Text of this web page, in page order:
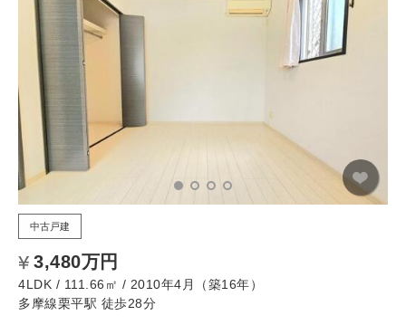
中古戸建
3,480万円
4LDK / 111.66㎡ / 2010年4月（築16年）
多摩線栗平駅 徒歩28分